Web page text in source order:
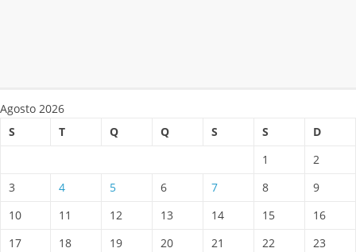
Agosto 2026
S
T Q Q S S
D
1
2
3
4 5 6 7 8
9
10
11 12 13 14 15
16
17
18 19 20 21 22
23